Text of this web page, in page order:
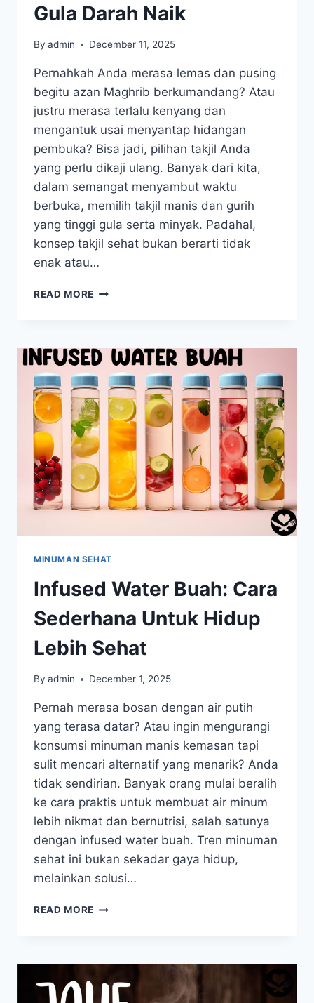
Gula Darah Naik
By admin December 11, 2025
Pernahkah Anda merasa lemas dan pusing
begitu azan Maghrib berkumandang? Atau
justru merasa terlalu kenyang dan
mengantuk usai menyantap hidangan
pembuka? Bisa jadi, pilihan takjil Anda
yang perlu dikaji ulang. Banyak dari kita,
dalam semangat menyambut waktu
berbuka, memilih takjil manis dan gurih
yang tinggi gula serta minyak. Padahal,
konsep takjil sehat bukan berarti tidak
enak atau…
READ MORE TAKJIL
NIKMAT
TANPA
KHAWATIR
GULA
DARAH
NAIK
MINUMAN SEHAT
Infused Water Buah: Cara
Sederhana Untuk Hidup
Lebih Sehat
By admin December 1, 2025
Pernah merasa bosan dengan air putih
yang terasa datar? Atau ingin mengurangi
konsumsi minuman manis kemasan tapi
sulit mencari alternatif yang menarik? Anda
tidak sendirian. Banyak orang mulai beralih
ke cara praktis untuk membuat air minum
lebih nikmat dan bernutrisi, salah satunya
dengan infused water buah. Tren minuman
sehat ini bukan sekadar gaya hidup,
melainkan solusi…
READ MORE INFUSED
SEDERHANA
UNTUK
HIDUP